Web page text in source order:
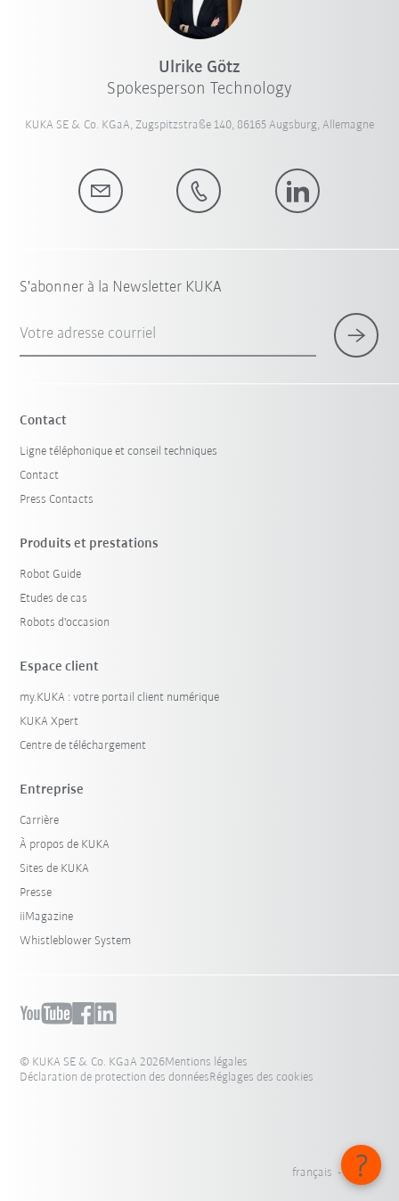
Ulrike Götz
Spokesperson Technology
KUKA SE & Co. KGaA, Zugspitzstraße 140, 86165 Augsburg, Allemagne
S'abonner à la Newsletter KUKA
Votre adresse courriel
Contact
Ligne téléphonique et conseil techniques
Contact
Press Contacts
Produits et prestations
Robot Guide
Etudes de cas
Robots d'occasion
Espace client
my.KUKA : votre portail client numérique
KUKA Xpert
Centre de téléchargement
Entreprise
Carrière
À propos de KUKA
Sites de KUKA
Presse
iiMagazine
Whistleblower System
© KUKA SE & Co. KGaA 2026Mentions légales
Déclaration de protection des donnéesRéglages des cookies
français - France